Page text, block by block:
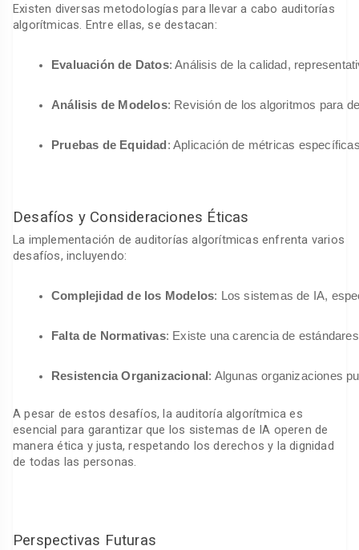
Existen diversas metodologías para llevar a cabo auditorías
algorítmicas. Entre ellas, se destacan:
Evaluación de Datos: Análisis de la calidad,
Análisis de Modelos: Revisión de los algoritmos para
Pruebas de Equidad : Aplicación de métricas
Desafíos y Consideraciones Éticas
La implementación de auditorías algorítmicas enfrenta varios
desafíos, incluyendo:
Complejidad de los Modelos: Los sistemas de IA,
Falta de Normativas: Existe una carencia de
Resistencia Organizacional : Algunas organizaciones
A pesar de estos desafíos, la auditoría algorítmica es
esencial para garantizar que los sistemas de IA operen de
manera ética y justa, respetando los derechos y la dignidad
de todas las personas.
Perspectivas Futuras